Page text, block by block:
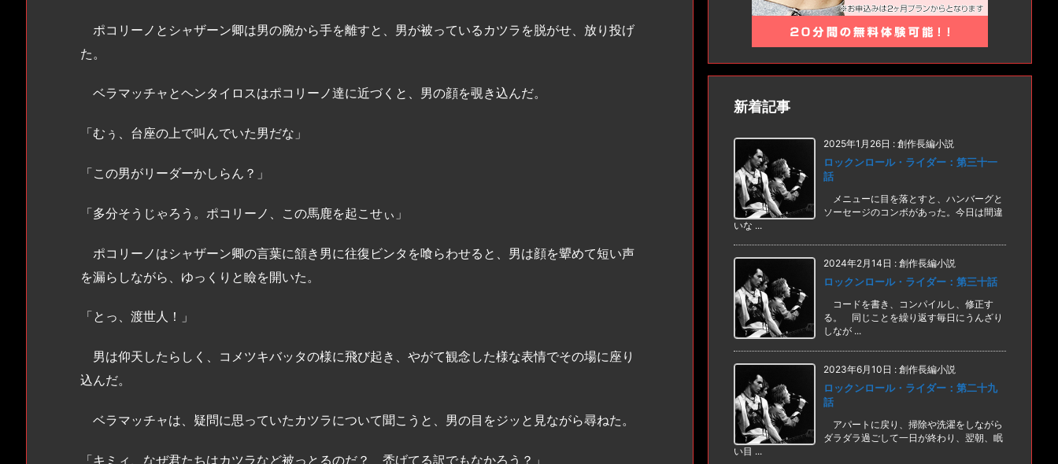
ポコリーノとシャザーン卿は男の腕から手を離すと、男が被っているカツラを脱がせ、放り投げ
た。
ベラマッチャとヘンタイロスはポコリーノ達に近づくと、男の顔を覗き込んだ。
「むぅ、台座の上で叫んでいた男だな」
「この男がリーダーかしらん？」
「多分そうじゃろう。ポコリーノ、この馬鹿を起こせぃ」
ポコリーノはシャザーン卿の言葉に頷き男に往復ビンタを喰らわせると、男は顔を顰めて短い声
を漏らしながら、ゆっくりと瞼を開いた。
「とっ、渡世人！」
男は仰天したらしく、コメツキバッタの様に飛び起き、やがて観念した様な表情でその場に座り
込んだ。
ベラマッチャは、疑問に思っていたカツラについて聞こうと、男の目をジッと見ながら尋ねた。
「キミィ、なぜ君たちはカツラなど被っとるのだ？ 禿げてる訳でもなかろう？」
新着記事
2025年1月26日 : 創作長編小説
ロックンロール・ライダー：第三十一
話
メニューに目を落とすと、ハンバーグと
ソーセージのコンボがあった。今日は間違
いな ...
2024年2月14日 : 創作長編小説
ロックンロール・ライダー：第三十話
コードを書き、コンパイルし、修正す
る。 同じことを繰り返す毎日にうんざり
しなが ...
2023年6月10日 : 創作長編小説
ロックンロール・ライダー：第二十九
話
アパートに戻り、掃除や洗濯をしながら
ダラダラ過ごして一日が終わり、翌朝、眠
い目 ...